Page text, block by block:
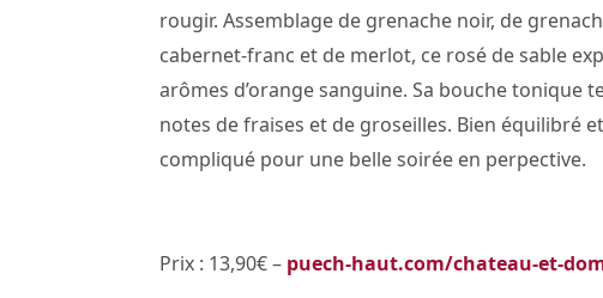
rougir. Assemblage de grenache noir, de
cabernet-franc et de merlot, ce rosé de sable
arômes d’orange sanguine. Sa bouche tonique
notes de fraises et de groseilles. Bien équilibré
compliqué pour une belle soirée en perpective.
Prix : 13,90€ – puech-haut.com/chateau-et-